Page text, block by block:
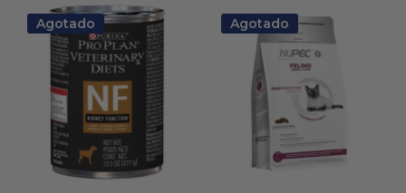
Agotado Agotado